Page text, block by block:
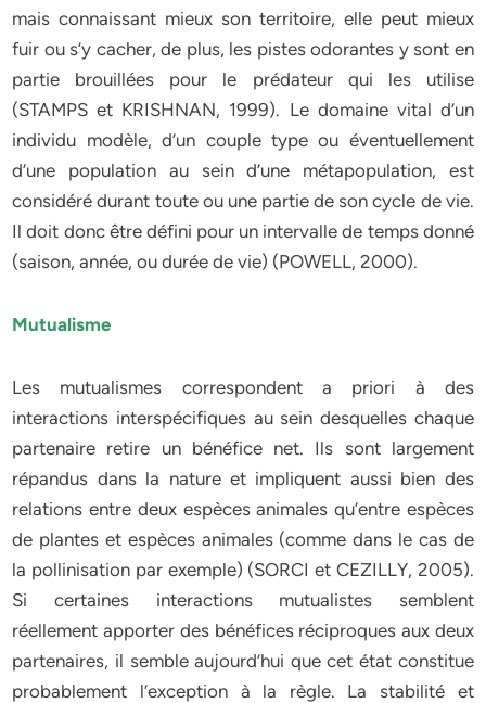
mais connaissant mieux son territoire, elle peut mieux
fuir ou s’y cacher, de plus, les pistes odorantes y sont en
partie brouillées pour le prédateur qui les utilise
(STAMPS et KRISHNAN, 1999). Le domaine vital d’un
individu modèle, d’un couple type ou éventuellement
d’une population au sein d’une métapopulation, est
considéré durant toute ou une partie de son cycle de vie.
Il doit donc être défini pour un intervalle de temps donné
(saison, année, ou durée de vie) (POWELL, 2000).
Mutualisme
Les mutualismes correspondent a priori à des
interactions interspécifiques au sein desquelles chaque
partenaire retire un bénéfice net. Ils sont largement
répandus dans la nature et impliquent aussi bien des
relations entre deux espèces animales qu’entre espèces
de plantes et espèces animales (comme dans le cas de
la pollinisation par exemple) (SORCI et CEZILLY, 2005).
Si certaines interactions mutualistes semblent
réellement apporter des bénéfices réciproques aux deux
partenaires, il semble aujourd’hui que cet état constitue
probablement l’exception à la règle. La stabilité et